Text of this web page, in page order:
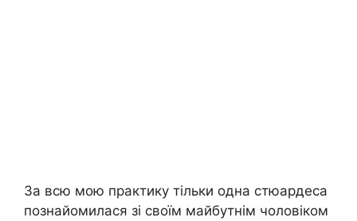
За всю мою практику тільки одна стюардеса
познайомилася зі своїм майбутнім чоловіком